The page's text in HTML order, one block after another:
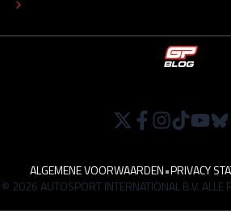
ALGEMENE VOORWAARDEN•PRIVACY
© 2026 AUTOSPORT INTERNATIONAL B.V. ALLE